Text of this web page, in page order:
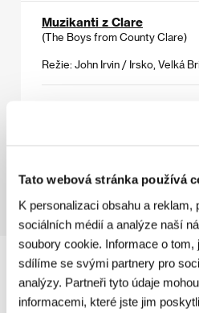
Tato webová stránka používá
K personalizaci obsahu a
sociálních médií a analýze naší
soubory cookie. Informace o tom,
sdílíme se svými partnery pro
analýzy. Partneři tyto údaje
informacemi, které jste jim
Muzikanti z Clare
(The Boys from County Clare)
Režie: John Irvin / Irsko, Velká